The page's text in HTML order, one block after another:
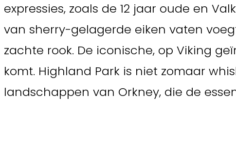
expressies, zoals de 12 jaar oude en
van sherry-gelagerde eiken vaten
zachte rook. De iconische, op Viking
komt. Highland Park is niet zomaar
landschappen van Orkney, die de